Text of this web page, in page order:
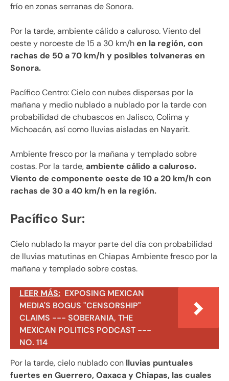
frío en zonas serranas de Sonora.
Por la tarde, ambiente cálido a caluroso. Viento del
oeste y noroeste de 15 a 30 km/hen la región, con
rachas de 50 a 70 km/h y posibles tolvaneras en
Sonora.
Pacífico Centro: Cielo con nubes dispersas por la
mañana y medio nublado a nublado por la tarde con
probabilidad de chubascos en Jalisco, Colima y
Michoacán, así como lluvias aisladas en Nayarit.
Ambiente fresco por la mañana y templado sobre
costas. Por la tarde,ambiente cálido a caluroso.
Viento de componente oeste de 10 a 20 km/h con
rachas de 30 a 40 km/h en la región.
Pacífico Sur:
Cielo nublado la mayor parte del día con probabilidad
de lluvias matutinas en Chiapas Ambiente fresco por la
mañana y templado sobre costas.
LEER MÁS: EXPOSING MEXICAN
MEDIA'S BOGUS "CENSORSHIP"
CLAIMS --- SOBERANIA, THE
MEXICAN POLITICS PODCAST ---
NO. 114
Por la tarde, cielo nublado con lluvias puntuales
fuertes en Guerrero, Oaxaca y Chiapas, las cuales